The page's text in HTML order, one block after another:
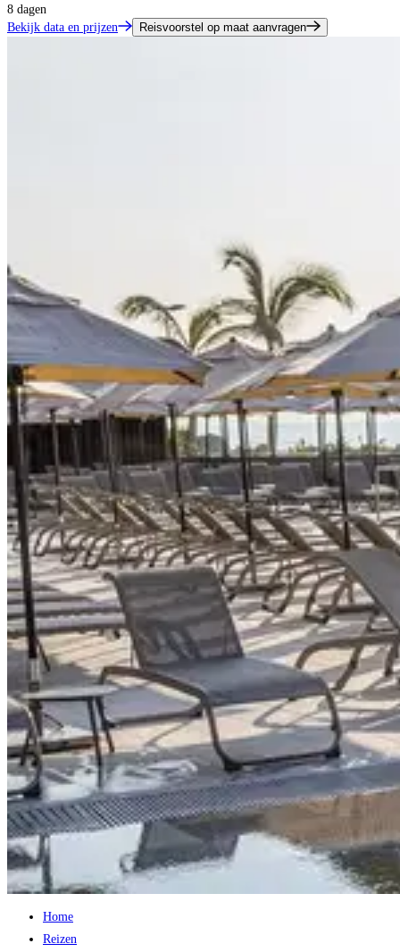
8 dagen
Bekijk data en prijzen
Reisvoorstel op maat aanvragen
Home
Reizen